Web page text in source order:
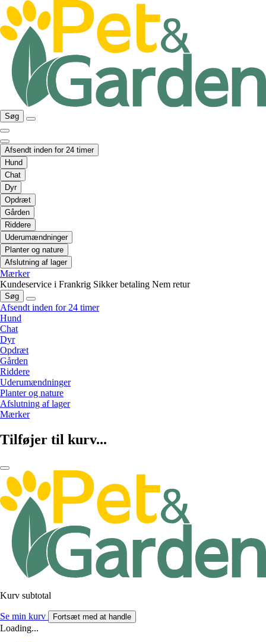
Søg
Afsendt inden for 24 timer
Hund
Chat
Dyr
Opdræt
Gården
Riddere
Uderumændninger
Planter og nature
Afslutning af lager
Mærker
Kundeservice i Frankrig Sikker betaling Nem retur
Søg
Afsendt inden for 24 timer
Hund
Chat
Dyr
Opdræt
Gården
Riddere
Uderumændninger
Planter og nature
Afslutning af lager
Mærker
Tilføjer til kurv...
Kurv subtotal
Se min kurv Fortsæt med at handle
Loading...